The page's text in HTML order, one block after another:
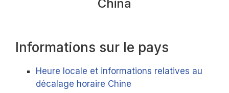
China
Informations sur le pays
Heure locale et informations relatives au
décalage horaire Chine